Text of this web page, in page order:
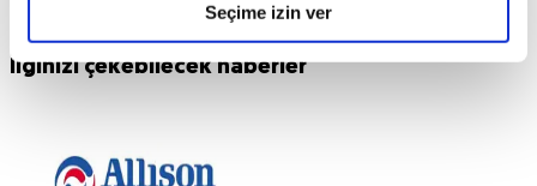
Seçime izin ver
İlginizi çekebilecek haberler